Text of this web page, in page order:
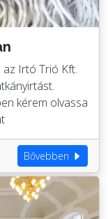
az Irtó Trió Kft.
kérem olvassa
Bővebben